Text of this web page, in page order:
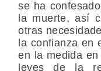
se ha
la muerte, así
otras
la confianza en
en la medida
leyes de la